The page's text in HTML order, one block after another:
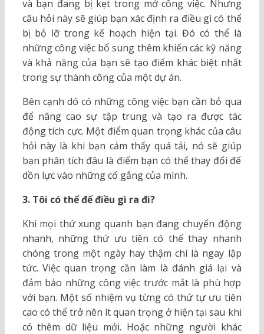
và bạn đang bị kẹt trong mớ công việc. Nhưng
câu hỏi này sẽ giúp bạn xác định ra điều gì có thể
bị bỏ lỡ trong kế hoạch hiện tại. Đó có thể là
những công việc bổ sung thêm khiến các kỹ năng
và khả năng của bạn sẽ tạo điểm khác biệt nhất
trong sự thành công của một dự án.
Bên cạnh dó có những công việc bạn cần bỏ qua
để nâng cao sự tập trung và tạo ra được tác
động tích cực. Một điểm quan trọng khác của câu
hỏi này là khi bạn cảm thấy quá tải, nó sẽ giúp
bạn phân tích đâu là điểm bạn có thể thay đổi để
dồn lực vào những cố gắng của mình.
3. Tôi có thể để điều gì ra đi?
Khi mọi thứ xung quanh bạn đang chuyển động
nhanh, những thứ ưu tiên có thể thay nhanh
chóng trong một ngày hay thậm chí là ngay lập
tức. Việc quan trọng cần làm là đánh giá lại và
đảm bảo những công việc trước mắt là phù hợp
với bạn. Một số nhiệm vụ từng có thứ tự ưu tiên
cao có thể trở nên ít quan trọng ở hiện tại sau khi
có thêm dữ liệu mới. Hoặc những người khác